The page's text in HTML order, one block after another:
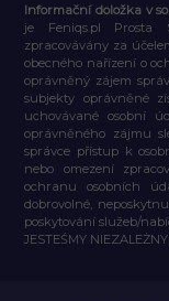
Informační doložka v
je Feniqs.pl Prosta
zpracovávány za
obecného nařízení o
oprávněný zájem
subjekty oprávněné
uchovávané osobní
oprávněného zájmu
správce přístup k
nebo omezení
ochranu osobních
dobrovolné,
poskytování služeb/
JESTEŚMY